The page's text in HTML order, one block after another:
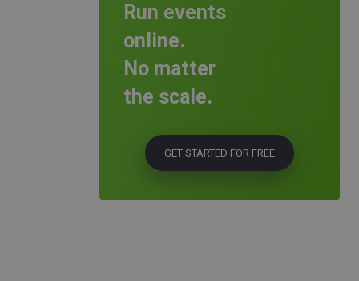
Run events
online.
No matter
the scale.
GET STARTED FOR FREE